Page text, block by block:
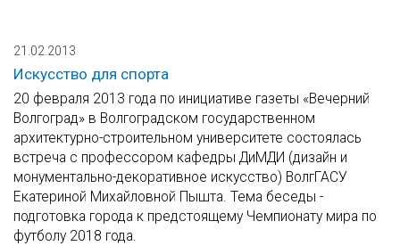
21.02.2013
Искусство для спорта
20 февраля 2013 года по инициативе газеты «Вечерний
Волгоград» в Волгоградском государственном
архитектурно-строительном университете состоялась
встреча с профессором кафедры ДиМДИ (дизайн и
монументально-декоративное искусство) ВолгГАСУ
Екатериной Михайловной Пышта. Тема беседы -
подготовка города к предстоящему Чемпионату мира по
футболу 2018 года.